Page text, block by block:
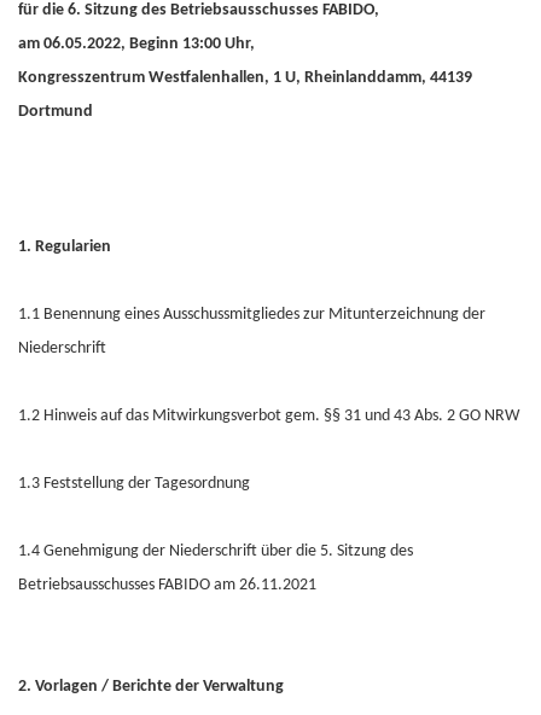
für die 6. Sitzung des Betriebsausschusses FABIDO,
am 06.05.2022, Beginn 13:00 Uhr,
Kongresszentrum Westfalenhallen, 1 U, Rheinlanddamm, 44139
Dortmund
1. Regularien
1.1 Benennung eines Ausschussmitgliedes zur Mitunterzeichnung der
Niederschrift
1.2 Hinweis auf das Mitwirkungsverbot gem. §§ 31 und 43 Abs. 2 GO NRW
1.3 Feststellung der Tagesordnung
1.4 Genehmigung der Niederschrift über die 5. Sitzung des
Betriebsausschusses FABIDO am 26.11.2021
2. Vorlagen / Berichte der Verwaltung